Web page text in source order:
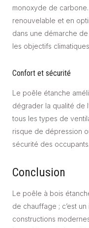
monoxyde de
renouvelable et en
dans une démarche
les objectifs
Confort et sécurité
Le poêle étanche
dégrader la qualité de
tous les types de
risque de dépression
sécurité des occupants.
Conclusion
Le poêle à bois
de chauffage ; c’est
constructions